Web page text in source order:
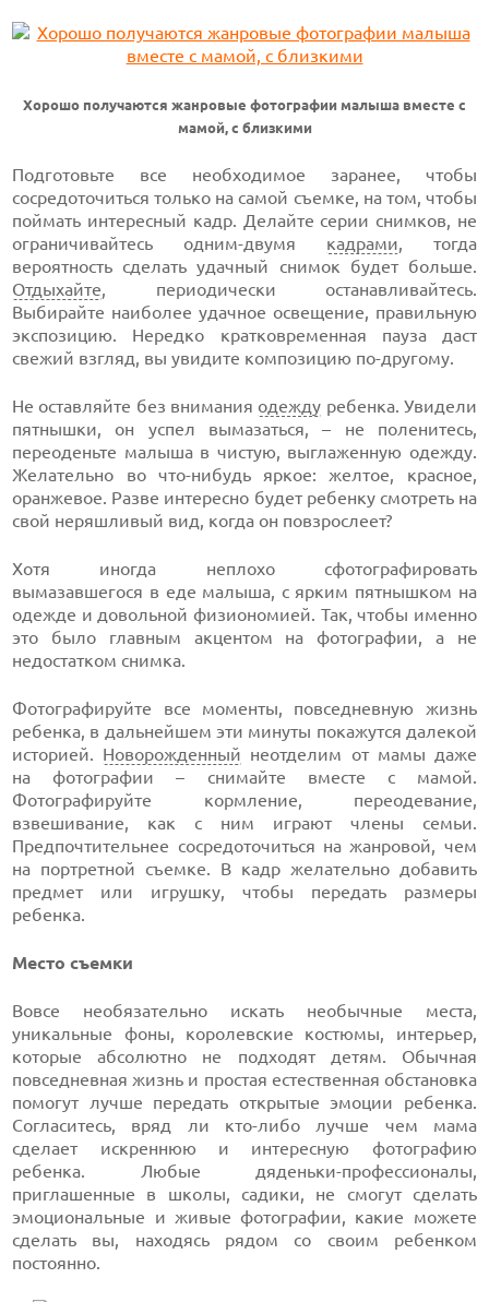
Хорошо получаются жанровые фотографии малыша вместе с
мамой, с близкими
Подготовьте все необходимое заранее, чтобы
сосредоточиться только на самой съемке, на том, чтобы
поймать интересный кадр. Делайте серии снимков, не
ограничивайтесь одним-двумя кадрами, тогда
вероятность сделать удачный снимок будет больше.
Отдыхайте, периодически останавливайтесь.
Выбирайте наиболее удачное освещение, правильную
экспозицию. Нередко кратковременная пауза даст
свежий взгляд, вы увидите композицию по-другому.
Не оставляйте без внимания одежду ребенка. Увидели
пятнышки, он успел вымазаться, – не поленитесь,
переоденьте малыша в чистую, выглаженную одежду.
Желательно во что-нибудь яркое: желтое, красное,
оранжевое. Разве интересно будет ребенку смотреть на
свой неряшливый вид, когда он повзрослеет?
Хотя иногда неплохо сфотографировать
вымазавшегося в еде малыша, с ярким пятнышком на
одежде и довольной физиономией. Так, чтобы именно
это было главным акцентом на фотографии, а не
недостатком снимка.
Фотографируйте все моменты, повседневную жизнь
ребенка, в дальнейшем эти минуты покажутся далекой
историей. Новорожденный неотделим от мамы даже
на фотографии – снимайте вместе с мамой.
Фотографируйте кормление, переодевание,
взвешивание, как с ним играют члены семьи.
Предпочтительнее сосредоточиться на жанровой, чем
на портретной съемке. В кадр желательно добавить
предмет или игрушку, чтобы передать размеры
ребенка.
Место съемки
Вовсе необязательно искать необычные места,
уникальные фоны, королевские костюмы, интерьер,
которые абсолютно не подходят детям. Обычная
повседневная жизнь и простая естественная обстановка
помогут лучше передать открытые эмоции ребенка.
Согласитесь, вряд ли кто-либо лучше чем мама
сделает искреннюю и интересную фотографию
ребенка. Любые дяденьки-профессионалы,
приглашенные в школы, садики, не смогут сделать
эмоциональные и живые фотографии, какие можете
сделать вы, находясь рядом со своим ребенком
постоянно.